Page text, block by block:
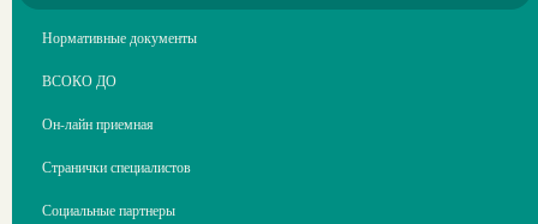
Нормативные документы
ВСОКО ДО
Он-лайн приемная
Странички специалистов
Социальные партнеры